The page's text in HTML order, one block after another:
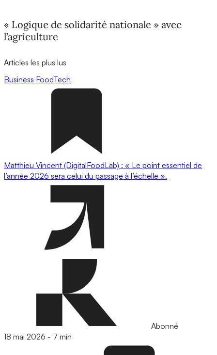
« Logique de solidarité nationale » avec
l’agriculture
Articles les plus lus
Business FoodTech
Matthieu Vincent (DigitalFoodLab) : « Le point essentiel de
l’année 2026 sera celui du passage à l’échelle ».
Abonné
18 mai 2026 - 7 min